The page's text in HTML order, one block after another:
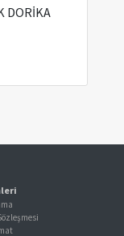
DORİKA